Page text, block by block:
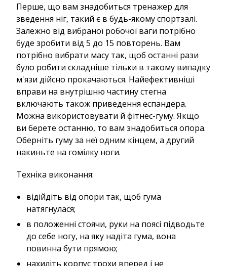
Перше, що вам знадобиться тренажер для
зведення ніг, такий є в будь-якому спортзалі.
Залежно від вибраної робочої ваги потрібно
буде зробити від 5 до 15 повторень. Вам
потрібно вибрати масу так, щоб останні рази
було робити складніше тільки в такому випадку
м'язи дійсно прокачаються. Найефективніші
вправи на внутрішню частину стегна
включають також приведення еспандера.
Можна використовувати й фітнес-гуму. Якщо
ви берете останню, то вам знадобиться опора.
Оберніть гуму за неї одним кінцем, а другий
накиньте на гомілку ноги.
Техніка виконання:
відійдіть від опори так, щоб гума
натягнулася;
в положенні стоячи, руки на поясі підводьте
до себе ногу, на яку надіта гума, вона
повинна бути прямою;
нахиліть корпус трохи вперед і не